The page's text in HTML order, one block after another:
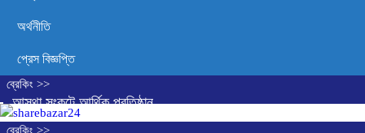
অর্থনীতি
প্রেস বিজ্ঞপ্তি
ব্রেকিং >>
আস্থা সংকটে আর্থিক প্রতিষ্ঠান
খাত, বন্ধের পথে পাঁচ কোম্পানি